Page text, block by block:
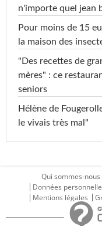
n'importe quel jean
Pour moins de 15
la maison des
"Des recettes de
mères" : ce
seniors
Hélène de
le vivais très mal"
Qui sommes-nous
Données
Mentions légales